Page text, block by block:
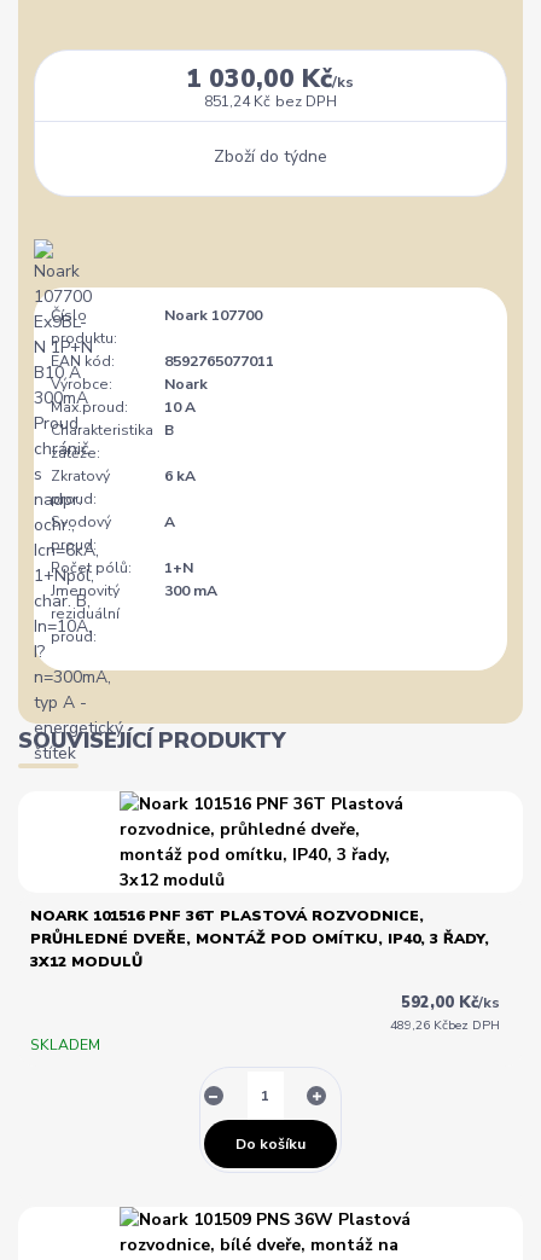
1 030,00 Kč/ks
851,24 Kč bez DPH
Zboží do týdne
Číslo
produktu:
Noark 107700
EAN kód:
8592765077011
Výrobce:
Noark
Max.proud:
10 A
Charakteristika
zátěže:
B
Zkratový
proud:
6 kA
Svodový
proud:
A
Počet pólů:
1+N
Jmenovitý
reziduální
proud:
300 mA
SOUVISEJÍCÍ PRODUKTY
NOARK 101516 PNF 36T PLASTOVÁ ROZVODNICE,
PRŮHLEDNÉ DVEŘE, MONTÁŽ POD OMÍTKU, IP40, 3 ŘADY,
3X12 MODULŮ
592,00 Kč/ks
489,26 Kčbez DPH
SKLADEM
Do košíku